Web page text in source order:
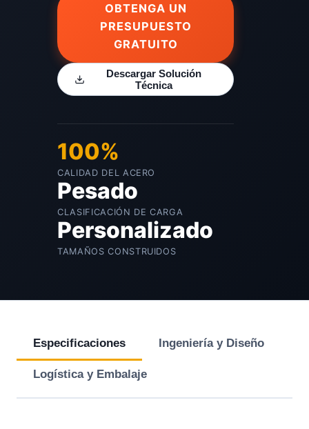
OBTENGA UN
PRESUPUESTO
GRATUITO
Descargar Solución
Técnica
100%
CALIDAD DEL ACERO
Pesado
CLASIFICACIÓN DE CARGA
Personalizado
TAMAÑOS CONSTRUIDOS
Especificaciones Ingeniería y Diseño
Logística y Embalaje